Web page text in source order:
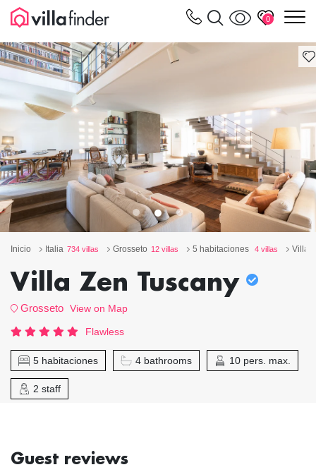
0
Inicio Italia 734 villas Grosseto 12 villas 5 habitaciones 4 villas Villa
Villa Zen Tuscany
Grosseto View on Map
Flawless
5 habitaciones 4 bathrooms 10 pers. max.
2 staff
Guest reviews
Panel de gestión de cookies